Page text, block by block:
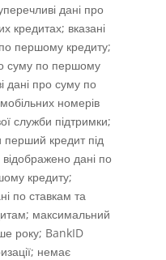
дані про
кредитах; вказані
першому кредиту;
суму по першому
дані про суму по
номерів
служби підтримки;
кредит під
дані по
кредиту;
по ставкам та
максимальний
року; BankID
немає